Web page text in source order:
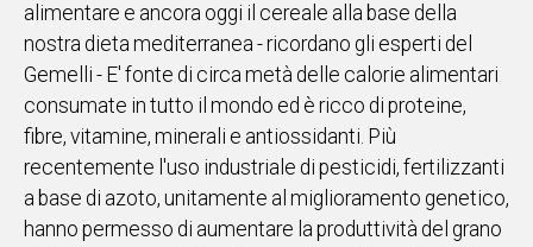
alimentare e ancora oggi il cereale alla base della
nostra dieta mediterranea - ricordano gli esperti del
Gemelli - E' fonte di circa metà delle calorie alimentari
consumate in tutto il mondo ed è ricco di proteine,
fibre, vitamine, minerali e antiossidanti. Più
recentemente l'uso industriale di pesticidi, fertilizzanti
a base di azoto, unitamente al miglioramento genetico,
hanno permesso di aumentare la produttività del grano